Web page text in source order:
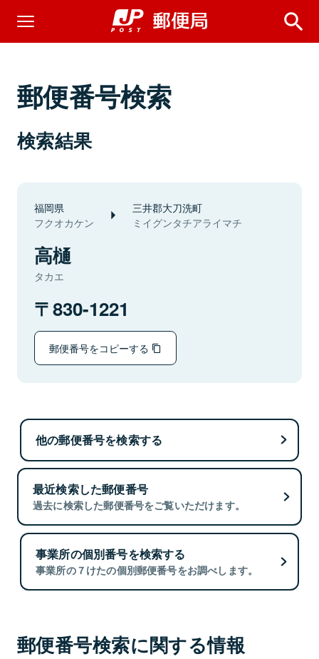
郵便番号検索
検索結果
福岡県
フクオカケン
三井郡大刀洗町
ミイグンタチアライマチ
高樋
タカエ
830-1221
郵便番号をコピーする
他の郵便番号を検索する
最近検索した郵便番号
過去に検索した郵便番号をご覧いただけます。
事業所の個別番号を検索する
事業所の７けたの個別郵便番号をお調べします。
郵便番号検索に関する情報